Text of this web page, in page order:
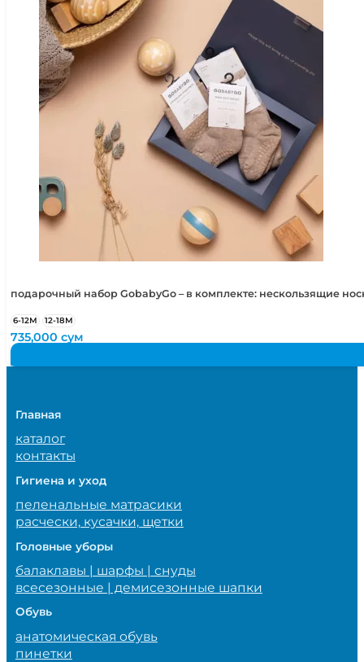
подарочный набор GobabyGo – в комплекте: нескользящие
6-12М 12-18М
735,000сум
Главная
каталог
контакты
Гигиена и уход
пеленальные матрасики
расчески, кусачки, щетки
Головные уборы
балаклавы | шарфы | снуды
всесезонные | демисезонные шапки
Обувь
анатомическая обувь
пинетки